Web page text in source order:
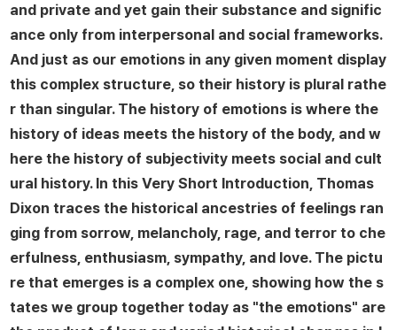
and private and yet gain their substance and signific
ance only from interpersonal and social frameworks.
And just as our emotions in any given moment display
this complex structure, so their history is plural rathe
r than singular. The history of emotions is where the
history of ideas meets the history of the body, and w
here the history of subjectivity meets social and cult
ural history. In this Very Short Introduction, Thomas
Dixon traces the historical ancestries of feelings ran
ging from sorrow, melancholy, rage, and terror to che
erfulness, enthusiasm, sympathy, and love. The pictu
re that emerges is a complex one, showing how the s
tates we group together today as "the emotions" are